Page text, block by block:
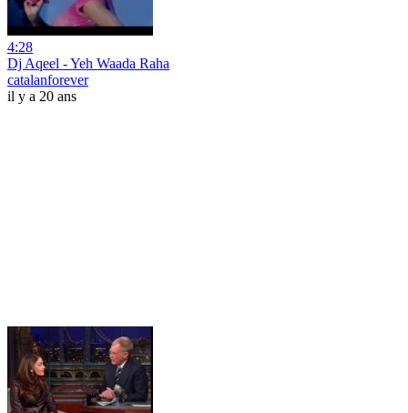
4:28
Dj Aqeel - Yeh Waada Raha
catalanforever
il y a 20 ans